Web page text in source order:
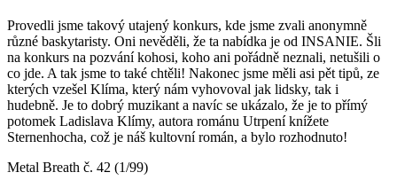
Provedli jsme takový utajený konkurs, kde jsme zvali anonymně
různé baskytaristy. Oni nevěděli, že ta nabídka je od INSANIE. Šli
na konkurs na pozvání kohosi, koho ani pořádně neznali, netušili o
co jde. A tak jsme to také chtěli! Nakonec jsme měli asi pět tipů, ze
kterých vzešel Klíma, který nám vyhovoval jak lidsky, tak i
hudebně. Je to dobrý muzikant a navíc se ukázalo, že je to přímý
potomek Ladislava Klímy, autora románu Utrpení knížete
Sternenhocha, což je náš kultovní román, a bylo rozhodnuto!
Metal Breath č. 42 (1/99)